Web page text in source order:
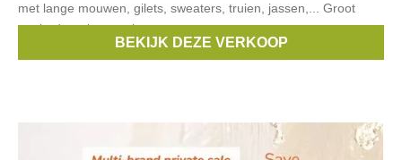
met lange mouwen, gilets, sweaters, truien, jassen,... Groot
aanbod merken zoals
Guess,Only, Vero Moda,Street One
BEKIJK DEZE VERKOOP